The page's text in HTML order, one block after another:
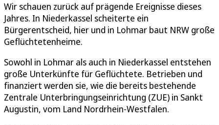
Wir schauen zurück auf prägende Ereignisse dieses
Jahres. In Niederkassel scheiterte ein
Bürgerentscheid, hier und in Lohmar baut NRW große
Geflüchtetenheime.
Sowohl in Lohmar als auch in Niederkassel entstehen
große Unterkünfte für Geflüchtete. Betrieben und
finanziert werden sie, wie die bereits bestehende
Zentrale Unterbringungseinrichtung (ZUE) in Sankt
Augustin, vom Land Nordrhein-Westfalen.